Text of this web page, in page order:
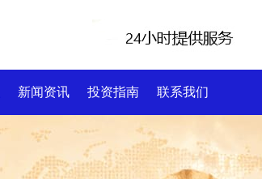
新闻资讯 投资指南 联系我们